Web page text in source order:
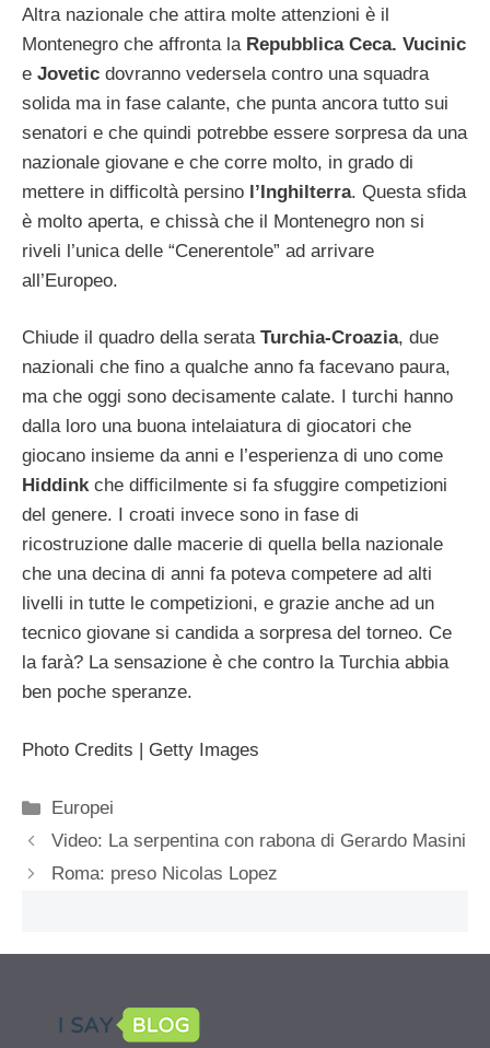
Altra nazionale che attira molte attenzioni è il
Montenegro che affronta laRepubblica Ceca. Vucinic
e Jovetic dovranno vedersela contro una squadra
solida ma in fase calante, che punta ancora tutto sui
senatori e che quindi potrebbe essere sorpresa da una
nazionale giovane e che corre molto, in grado di
mettere in difficoltà persino l’Inghilterra. Questa sfida
è molto aperta, e chissà che il Montenegro non si
riveli l’unica delle “Cenerentole” ad arrivare
all’Europeo.
Chiude il quadro della serata Turchia-Croazia, due
nazionali che fino a qualche anno fa facevano paura,
ma che oggi sono decisamente calate. I turchi hanno
dalla loro una buona intelaiatura di giocatori che
giocano insieme da anni e l’esperienza di uno come
Hiddinkche difficilmente si fa sfuggire competizioni
del genere. I croati invece sono in fase di
ricostruzione dalle macerie di quella bella nazionale
che una decina di anni fa poteva competere ad alti
livelli in tutte le competizioni, e grazie anche ad un
tecnico giovane si candida a sorpresa del torneo. Ce
la farà? La sensazione è che contro la Turchia abbia
ben poche speranze.
Photo Credits | Getty Images
Categorie
Europei
Video: La serpentina con rabona di Gerardo Masini
Roma: preso Nicolas Lopez